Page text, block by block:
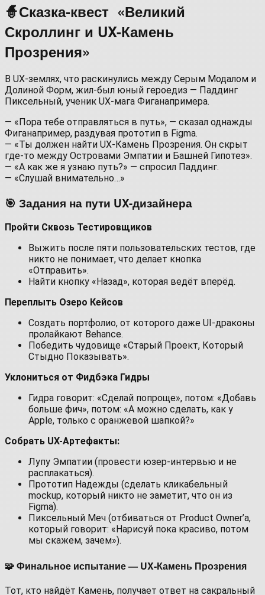
🧙‍Сказка-квест «Великий
Скроллинг и UX-Камень
Прозрения»
В UX-землях, что раскинулись между Серым Модалом и
Долиной Форм, жил-был юный героедиз — Паддинг
Пиксельный, ученик UX-мага Фиганапримера.
— «Пора тебе отправляться в путь», — сказал однажды
Фиганапример, раздувая прототип в Figma.
— «Ты должен найти UX-Камень Прозрения. Он скрыт
где-то между Островами Эмпатии и Башней Гипотез».
— «А как же я узнаю путь?» — спросил Паддинг.
— «Слушай внимательно…»
🎯 Задания на пути UX-дизайнера
Пройти Сквозь Тестировщиков
Выжить после пяти пользовательских тестов, где
никто не понимает, что делает кнопка
«Отправить».
Найти кнопку «Назад», которая ведёт вперёд.
Переплыть Озеро Кейсов
Создать портфолио, от которого даже UI-драконы
пролайкают Behance.
Победить чудовище «Старый Проект, Который
Стыдно Показывать».
Уклониться от Фидбэка Гидры
Гидра говорит: «Сделай попроще», потом: «Добавь
больше фич», потом: «А можно сделать, как у
Apple, только с оранжевой шапкой?»
Собрать UX-Артефакты:
Лупу Эмпатии (провести юзер-интервью и не
расплакаться).
Прототип Надежды (сделать кликабельный
mockup, который никто не заметит, что он из
Figma).
Пиксельный Меч (отбиваться от Product Owner’а,
который говорит: «Нарисуй пока красиво, потом
мы скажем, зачем»).
🧩 Финальное испытание — UX-Камень Прозрения
Тот, кто найдёт Камень, получает ответ на сакральный